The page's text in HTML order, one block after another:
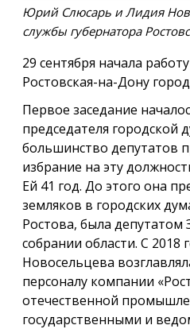
Юрий Слюсарь и Лидия
службы губернатора
29 сентября начала
Ростовская-на-Дону
Первое заседание
председателя
большинство депутатов
избрание на эту
Ей 41 год. До этого она
земляков в городских
Ростова, была депутатом
собрании области. С 2018
Новосельцева
персоналу компании
отечественной
государственными и